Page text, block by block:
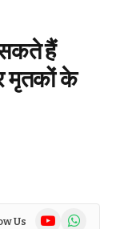
सकते हैं
मृतकों के
Us YouTubeWhatsApp